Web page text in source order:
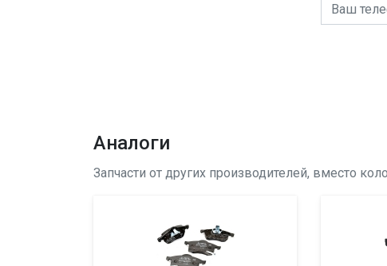
Аналоги
Запчасти от других производителей, вместо